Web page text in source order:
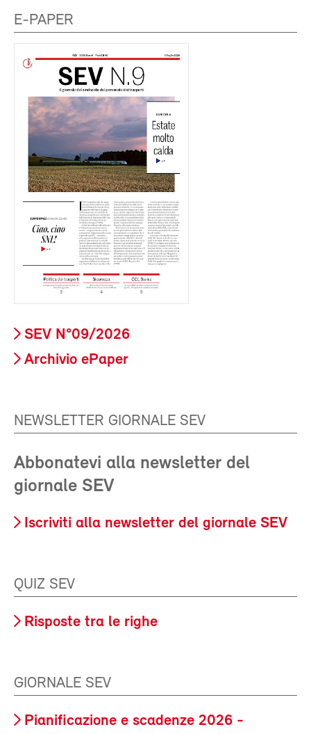
E-PAPER
SEV N°09/2026
Archivio ePaper
NEWSLETTER GIORNALE SEV
Abbonatevi alla newsletter del
giornale SEV
Iscriviti alla newsletter del giornale SEV
QUIZ SEV
Risposte tra le righe
GIORNALE SEV
Pianificazione e scadenze 2026 -